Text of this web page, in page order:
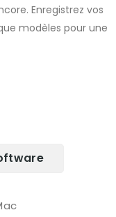
Enregistrez vos
modèles pour une